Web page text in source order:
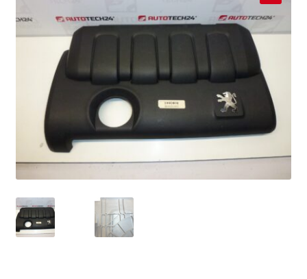
Количка
Моята сметка
Плащанията
Политика за поверителност
Правила и условия
🔍